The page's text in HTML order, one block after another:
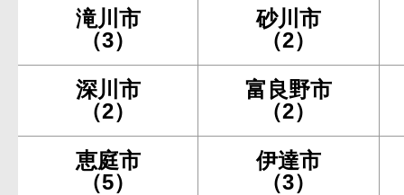
滝川市
（3）
砂川市
（2）
深川市
（2）
富良野市
（2）
恵庭市
（5）
伊達市
（3）